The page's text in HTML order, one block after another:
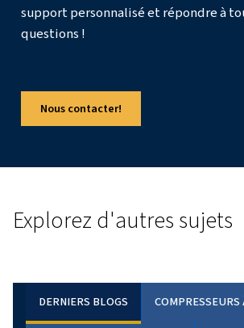
Prenez en compte des facteurs
niveaux de bruit et les exigences
situation particulière et à
meilleure valeur pour vos opérations.
tous deux des avantages et des
dépend généralement de votre
de l'air comprimé. Il est important